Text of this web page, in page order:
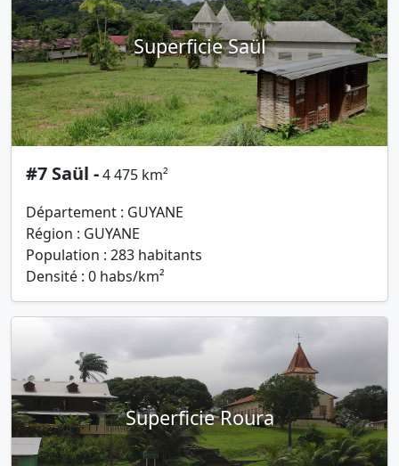
Superficie Saül
#7 Saül -4 475 km²
Département : GUYANE
Région : GUYANE
Population : 283 habitants
Densité : 0 habs/km²
Superficie Roura